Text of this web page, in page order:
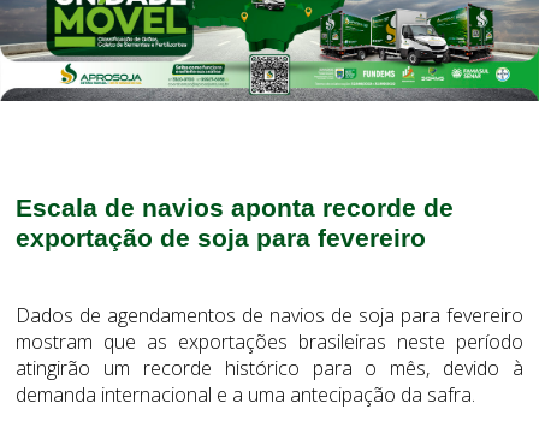
Escala de navios aponta recorde de
exportação de soja para fevereiro
Dados de agendamentos de navios de soja para fevereiro
mostram que as exportações brasileiras neste período
atingirão um recorde histórico para o mês, devido à
demanda internacional e a uma antecipação da safra.